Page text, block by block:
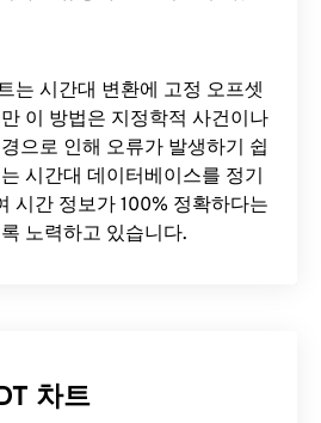
는 시간대 변환에 ​​고정 오프셋
이 방법은 지정학적 사건이나
으로 인해 오류가 발생하기 쉽
시간대 데이터베이스를 정기
시간 정보가 100% 정확하다는
노력하고 있습니다.
차트